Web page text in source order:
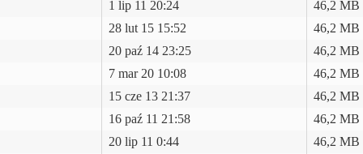
1 lip 11 20:24
46,2 MB
28 lut 15 15:52
46,2 MB
20 paź 14 23:25
46,2 MB
7 mar 20 10:08
46,2 MB
15 cze 13 21:37
46,2 MB
16 paź 11 21:58
46,2 MB
20 lip 11 0:44
46,2 MB